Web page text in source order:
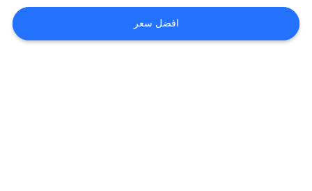
SHOPPING
افضل سعر